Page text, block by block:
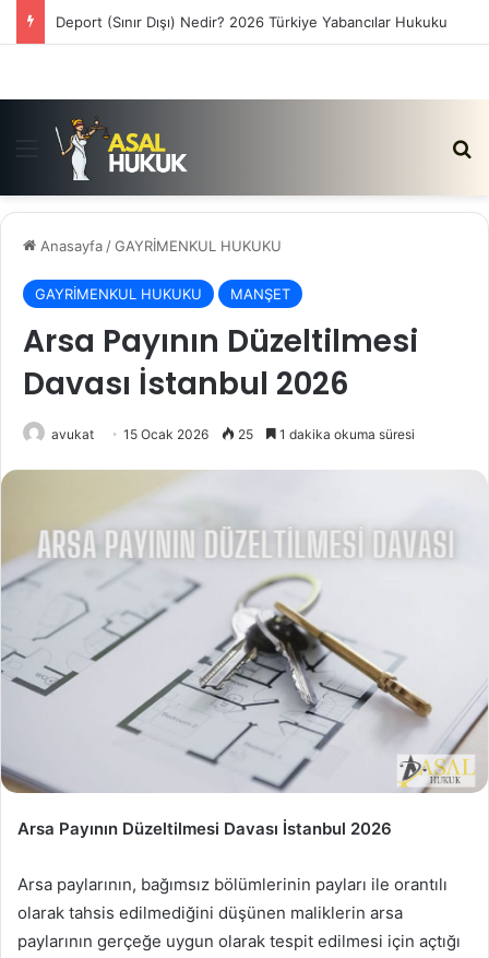
Deport (Sınır Dışı) Nedir? 2026 Türkiye Yabancılar Hukuku
Menü
Anasayfa /GAYRİMENKUL HUKUKU
GAYRİMENKUL HUKUKU MANŞET
Arsa Payının Düzeltilmesi
Davası İstanbul 2026
avukat 15 Ocak 2026 25 1 dakika okuma süresi
Arsa Payının Düzeltilmesi Davası İstanbul 2026
Arsa paylarının, bağımsız bölümlerinin payları ile orantılı
olarak tahsis edilmediğini düşünen maliklerin arsa
paylarının gerçeğe uygun olarak tespit edilmesi için açtığı